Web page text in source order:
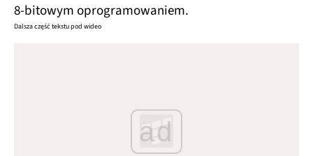
8-bitowym oprogramowaniem.
Dalsza część tekstu pod wideo
ad